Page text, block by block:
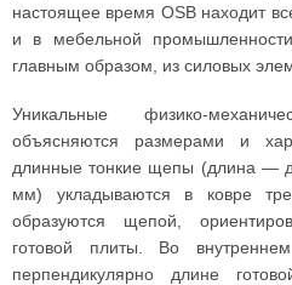
настоящее время OSB находит
и в мебельной
главным образом, из силовых
Уникальные физико-
объясняются размерами и
длинные тонкие щепы (длина —
мм) укладываются в ковре
образуются щепой,
готовой плиты. Во
перпендикулярно длине